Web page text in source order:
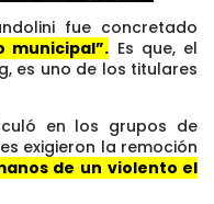
fue concretado
municipal”. Es que, el
es uno de los titulares
en los grupos de
exigieron la remoción
de un violento el